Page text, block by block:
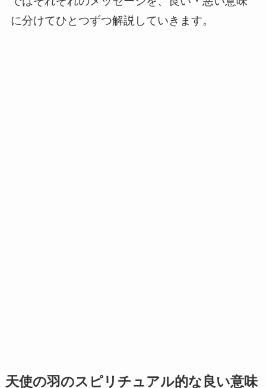
に分けてひとつずつ解説していきます。
天使の羽のスピリチュアル的な良い意味